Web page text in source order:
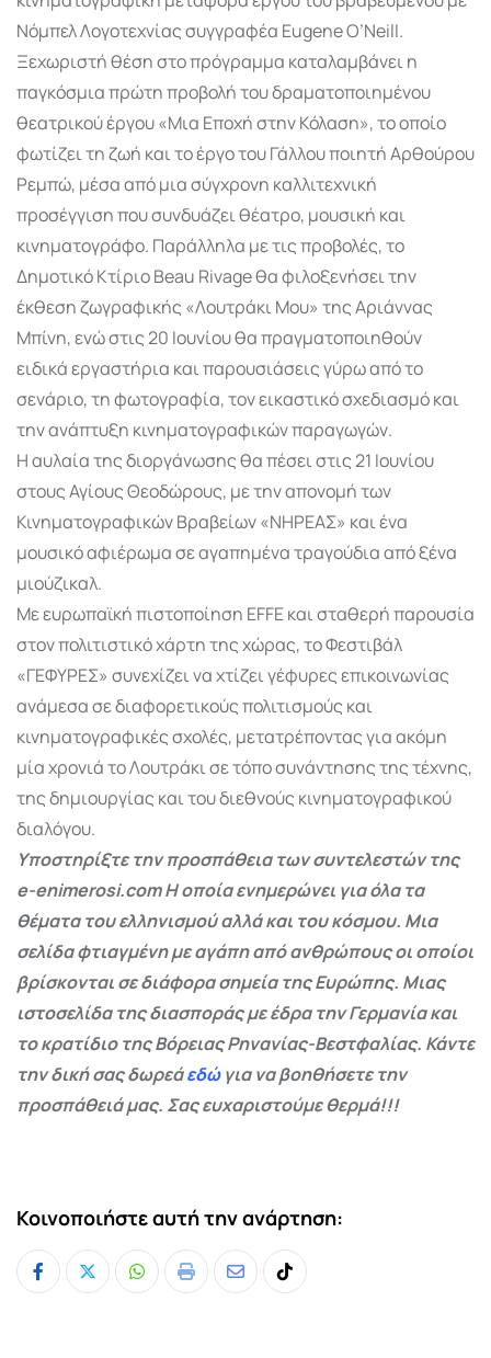
Νόμπελ Λογοτεχνίας συγγραφέα Eugene O’Neill.
Ξεχωριστή θέση στο πρόγραμμα καταλαμβάνει η
παγκόσμια πρώτη προβολή του δραματοποιημένου
θεατρικού έργου «Μια Εποχή στην Κόλαση», το οποίο
φωτίζει τη ζωή και το έργο του Γάλλου ποιητή Αρθούρου
Ρεμπώ, μέσα από μια σύγχρονη καλλιτεχνική
προσέγγιση που συνδυάζει θέατρο, μουσική και
κινηματογράφο. Παράλληλα με τις προβολές, το
Δημοτικό Κτίριο Beau Rivage θα φιλοξενήσει την
έκθεση ζωγραφικής «Λουτράκι Μου» της Αριάννας
Μπίνη, ενώ στις 20 Ιουνίου θα πραγματοποιηθούν
ειδικά εργαστήρια και παρουσιάσεις γύρω από το
σενάριο, τη φωτογραφία, τον εικαστικό σχεδιασμό και
την ανάπτυξη κινηματογραφικών παραγωγών.
Η αυλαία της διοργάνωσης θα πέσει στις 21 Ιουνίου
στους Αγίους Θεοδώρους, με την απονομή των
Κινηματογραφικών Βραβείων «ΝΗΡΕΑΣ» και ένα
μουσικό αφιέρωμα σε αγαπημένα τραγούδια από ξένα
μιούζικαλ.
Με ευρωπαϊκή πιστοποίηση EFFE και σταθερή παρουσία
στον πολιτιστικό χάρτη της χώρας, το Φεστιβάλ
«ΓΕΦΥΡΕΣ» συνεχίζει να χτίζει γέφυρες επικοινωνίας
ανάμεσα σε διαφορετικούς πολιτισμούς και
κινηματογραφικές σχολές, μετατρέποντας για ακόμη
μία χρονιά το Λουτράκι σε τόπο συνάντησης της τέχνης,
της δημιουργίας και του διεθνούς κινηματογραφικού
διαλόγου.
Υποστηρίξτε την προσπάθεια των συντελεστών της
e-enimerosi.com Η οποία ενημερώνει για όλα τα
θέματα του ελληνισμού αλλά και του κόσμου. Μια
σελίδα φτιαγμένη με αγάπη από ανθρώπους οι οποίοι
βρίσκονται σε διάφορα σημεία της Ευρώπης. Μιας
ιστοσελίδα της διασποράς με έδρα την Γερμανία και
το κρατίδιο της Βόρειας Ρηνανίας-Βεστφαλίας. Κάντε
την δική σας δωρεάεδώγια να βοηθήσετε την
προσπάθειά μας. Σας ευχαριστούμε θερμά!!!
Κοινοποιήστε αυτή την ανάρτηση:
Whatsapp
Print
ShareTiktok